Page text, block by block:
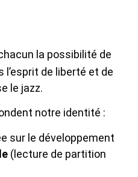
la possibilité de
l’esprit de liberté et de
le jazz.
notre identité :
sur le développement
(lecture de partition